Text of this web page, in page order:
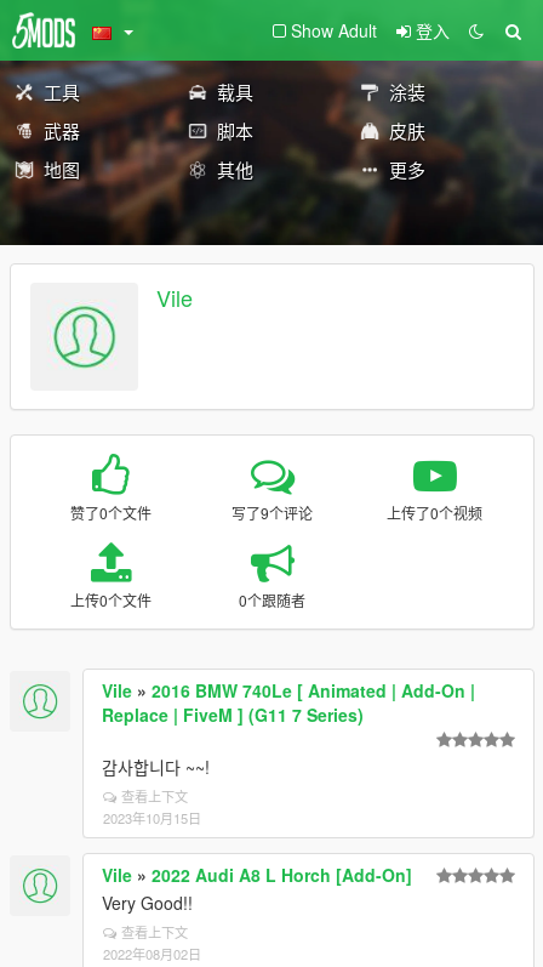
Show Adult 登入
工具 载具
涂装
武器
脚本
皮肤
地图
其他 更多
Vile
赞了0个文件 写了9个评论 上传了0个视频
上传0个文件 0个跟随者
Vile » 2016 BMW 740Le [ Animated | Add-On |
Replace | FiveM ] (G11 7 Series)
감사합니다 ~~!
查看上下文
2023年10月15日
Vile » 2022 Audi A8 L Horch [Add-On]
Very Good!!
查看上下文
2022年08月02日